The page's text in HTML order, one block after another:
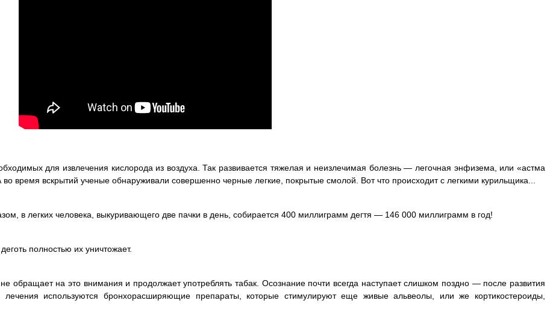
для извлечения кислорода из воздуха. Так развивается тяжелая и неизлечимая болезнь — легочная энфизема, или «астма
вскрытий ученые обнаруживали совершенно черные легкие, покрытые смолой. Вот что происходит с легкими курильщика...
в легких человека, выкуривающего две пачки в день, собирается 400 миллиграмм дегтя — 146 000 миллиграмм в год!
полностью их уничтожает.
обращает на это внимания и продолжает употреблять табак. Осознание почти всегда наступает слишком поздно — после развития
используются бронхорасширяющие препараты, которые стимулируют еще живые альвеолы, или же кортикостероиды,